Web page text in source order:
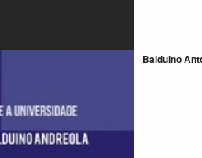
Balduino